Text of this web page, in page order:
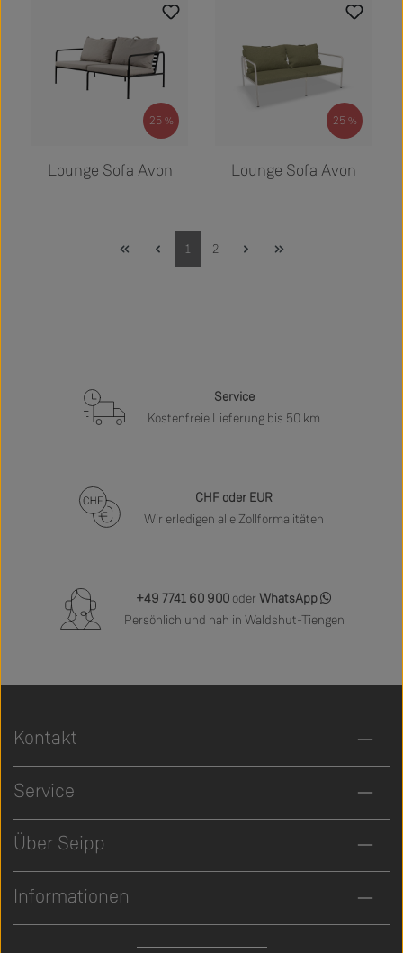
25 %
Regulärer Preis:
2.399,00 €
Lounge Sofa Avon
25 %
Regulärer Preis:
2.399,00 €
Lounge Sofa Avon
Seite
1 Seite
2
Service
Kostenfreie Lieferung bis 50 km
CHF oder EUR
Wir erledigen alle Zollformalitäten
+49 7741 60 900 oder WhatsApp
Persönlich und nah in Waldshut-Tiengen
Kontakt
Service
Über Seipp
Informationen